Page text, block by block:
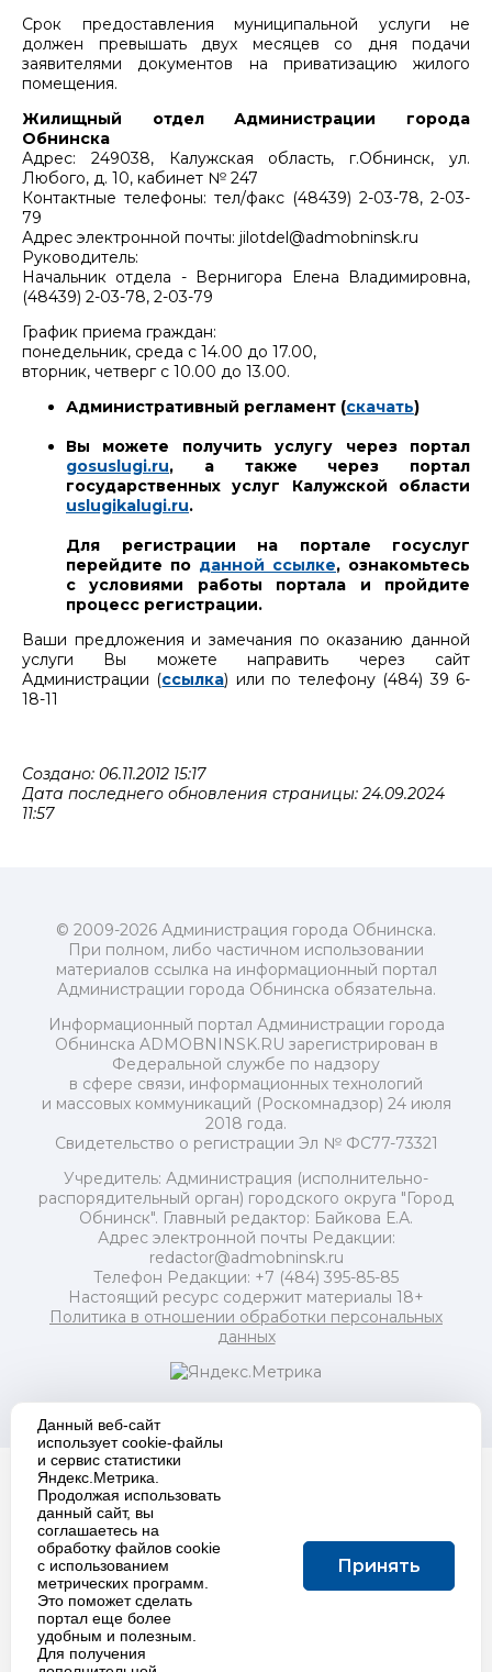
Срок предоставления муниципальной услуги не
должен превышать двух месяцев со дня подачи
заявителями документов на приватизацию жилого
помещения.
Жилищный отдел Администрации города
Обнинска
Адрес: 249038, Калужская область, г.Обнинск, ул.
Любого, д. 10, кабинет № 247
Контактные телефоны: тел/факс (48439) 2-03-78, 2-03-
79
Адрес электронной почты: jilotdel@admobninsk.ru
Руководитель:
Начальник отдела - Вернигора Елена Владимировна,
(48439) 2-03-78, 2-03-79
График приема граждан:
понедельник, среда с 14.00 до 17.00,
вторник, четверг с 10.00 до 13.00.
Административный регламент (скачать)
Вы можете получить услугу через портал
gosuslugi.ru, а также через портал
государственных услуг Калужской области
uslugikalugi.ru.
Для регистрации на портале госуслуг
перейдите по данной ссылке, ознакомьтесь
с условиями работы портала и пройдите
процесс регистрации.
Ваши предложения и замечания по оказанию данной
услуги Вы можете направить через сайт
Администрации (ссылка) или по телефону (484) 39 6-
18-11
Создано: 06.11.2012 15:17
Дата последнего обновления страницы: 24.09.2024
11:57
© 2009-2026 Администрация города Обнинска.
При полном, либо частичном использовании
материалов ссылка на информационный портал
Администрации города Обнинска обязательна.
Информационный портал Администрации города
Обнинска ADMOBNINSK.RU зарегистрирован в
Федеральной службе по надзору
в сфере связи, информационных технологий
и массовых коммуникаций (Роскомнадзор) 24 июля
2018 года.
Свидетельство о регистрации Эл № ФС77-73321
Учредитель: Администрация (исполнительно-
распорядительный орган) городского округа "Город
Обнинск". Главный редактор: Байкова Е.А.
Адрес электронной почты Редакции:
redactor@admobninsk.ru
Телефон Редакции: +7 (484) 395-85-85
Настоящий ресурс содержит материалы 18+
Политика в отношении обработки персональных
данных
Создание сайта:
Данный веб-сайт
использует cookie-файлы
и сервис статистики
Яндекс.Метрика.
Продолжая использовать
данный сайт, вы
соглашаетесь на
обработку файлов cookie
с использованием
метрических программ.
Это поможет сделать
портал еще более
удобным и полезным.
Для получения
Принять